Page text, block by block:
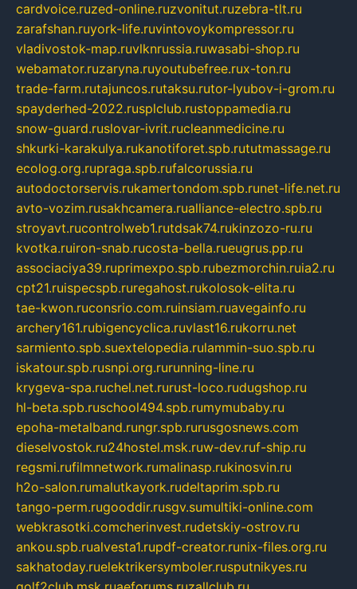
cardvoice.ruzed-online.ruzvonitut.ruzebra-tlt.ru
zarafshan.ruyork-life.ruvintovoykompressor.ru
vladivostok-map.ruvlknrussia.ruwasabi-shop.ru
webamator.ruzaryna.ruyoutubefree.rux-ton.ru
trade-farm.rutajuncos.rutaksu.rutor-lyubov-i-grom.ru
spayderhed-2022.rusplclub.rustoppamedia.ru
snow-guard.ruslovar-ivrit.rucleanmedicine.ru
shkurki-karakulya.rukanotiforet.spb.rututmassage.ru
ecolog.org.rupraga.spb.rufalcorussia.ru
autodoctorservis.rukamertondom.spb.runet-life.net.ru
avto-vozim.rusakhcamera.rualliance-electro.spb.ru
stroyavt.rucontrolweb1.rutdsak74.rukinzozo-ru.ru
kvotka.ruiron-snab.rucosta-bella.rueugrus.pp.ru
associaciya39.ruprimexpo.spb.rubezmorchin.ruia2.ru
cpt21.ruispecspb.ruregahost.rukolosok-elita.ru
tae-kwon.ruconsrio.com.ruinsiam.ruavegainfo.ru
archery161.rubigencyclica.ruvlast16.rukorru.net
sarmiento.spb.suextelopedia.rulammin-suo.spb.ru
iskatour.spb.rusnpi.org.rurunning-line.ru
krygeva-spa.ruchel.net.rurust-loco.rudugshop.ru
hl-beta.spb.ruschool494.spb.rumymubaby.ru
epoha-metalband.rungr.spb.rurusgosnews.com
dieselvostok.ru24hostel.msk.ruw-dev.ruf-ship.ru
regsmi.rufilmnetwork.rumalinasp.rukinosvin.ru
h2o-salon.rumalutkayork.rudeltaprim.spb.ru
tango-perm.rugooddir.rusgv.sumultiki-online.com
webkrasotki.comcherinvest.rudetskiy-ostrov.ru
ankou.spb.rualvesta1.rupdf-creator.runix-files.org.ru
sakhatoday.ruelektrikersymboler.rusputnikyes.ru